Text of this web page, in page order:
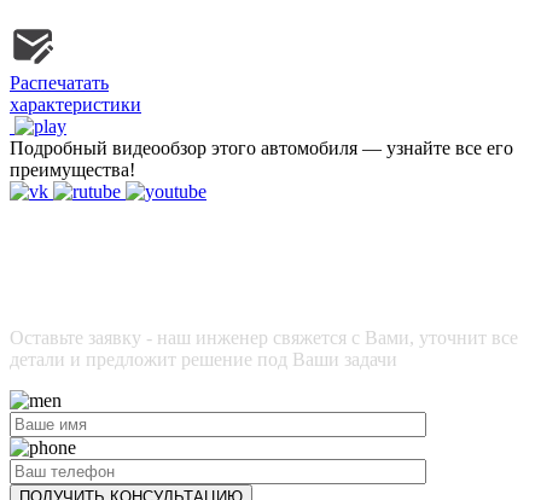
Распечатать
характеристики
Подробный видеообзор этого автомобиля — узнайте все его
преимущества!
Оставьте заявку - наш инженер свяжется с Вами, уточнит все
детали и предложит решение под Ваши задачи